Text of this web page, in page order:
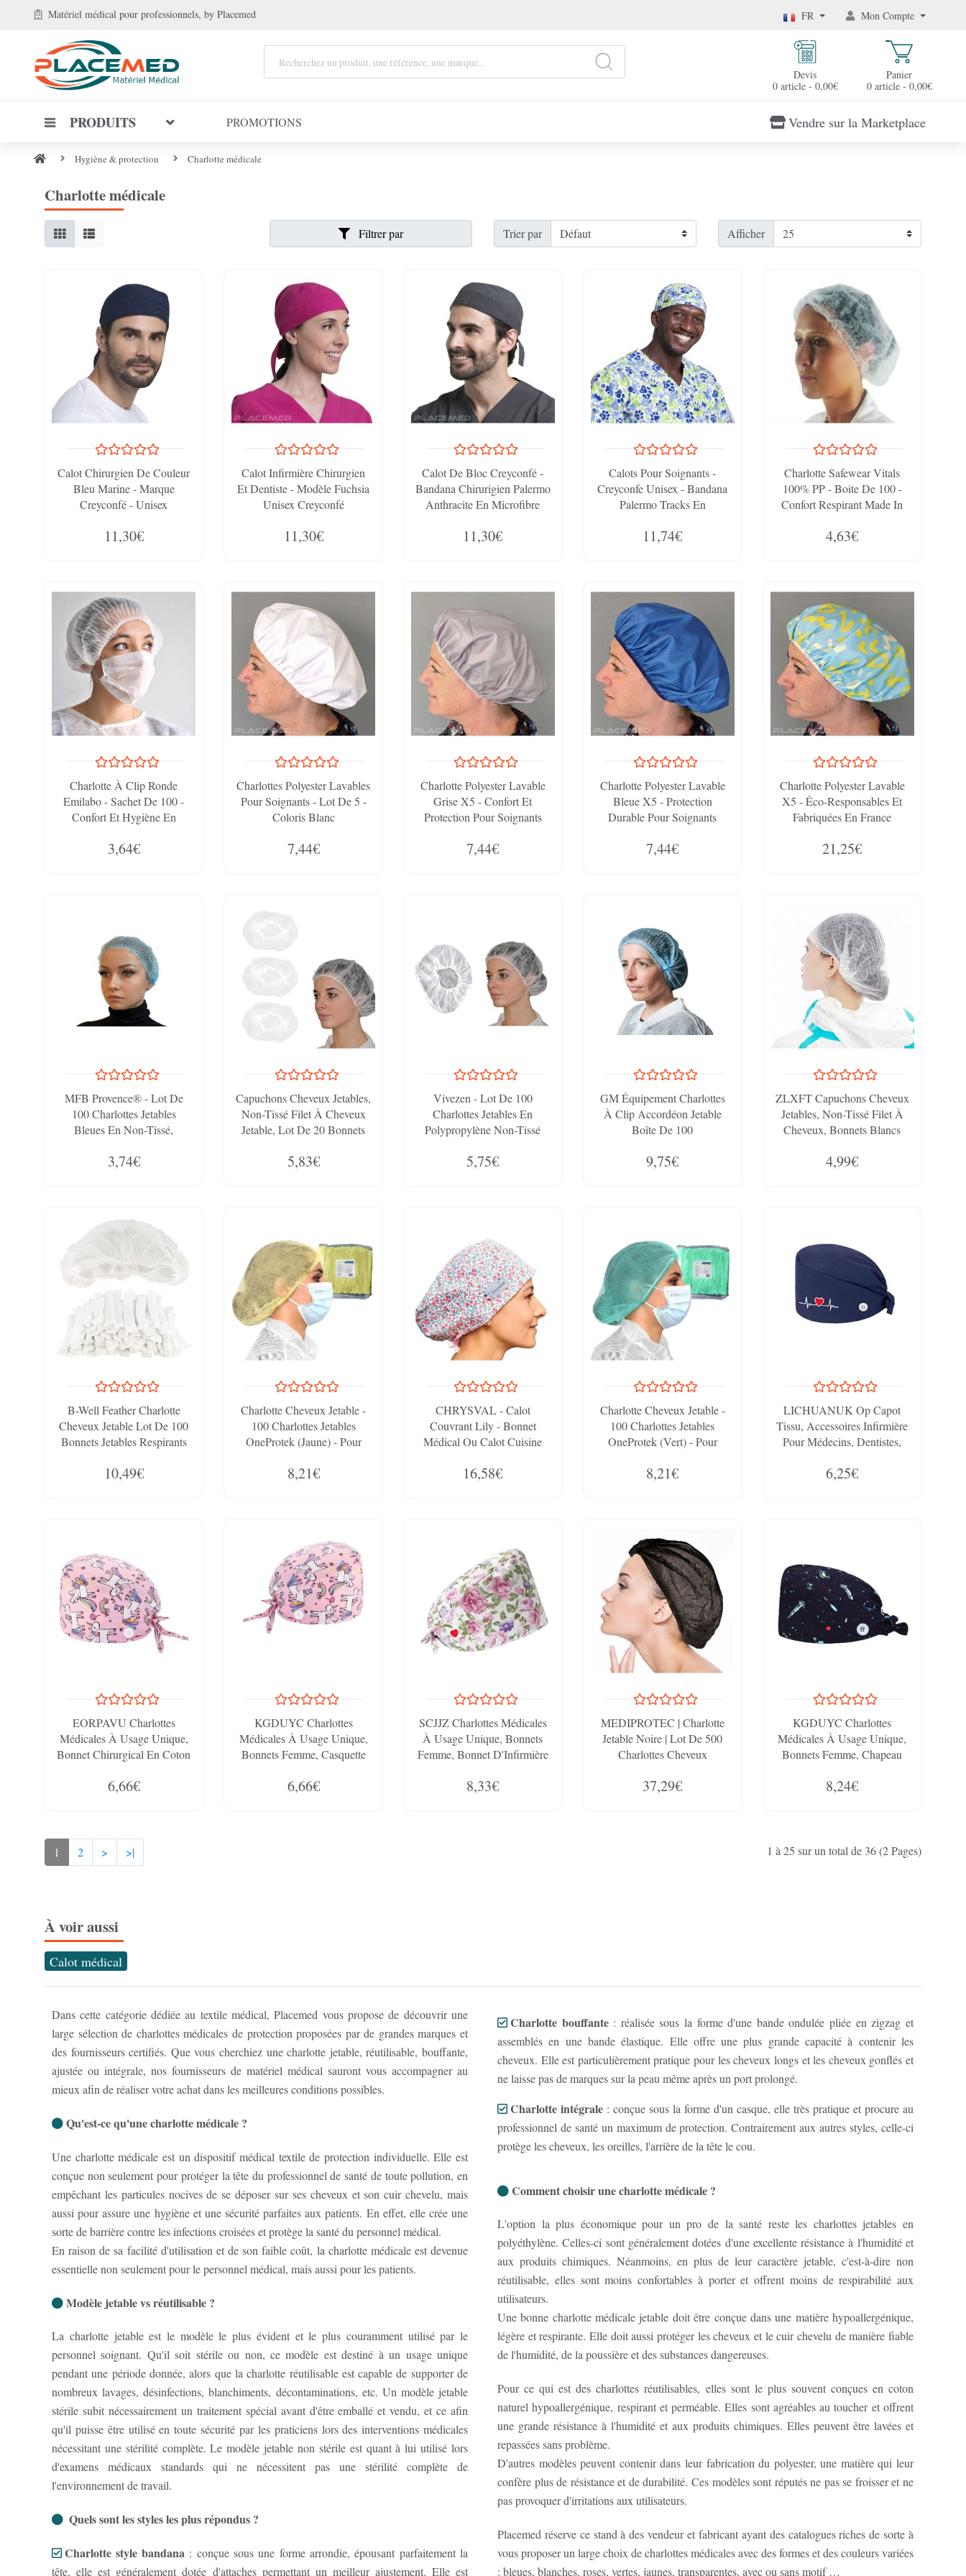
Matériel médical pour professionnels, by Placemed FR Mon Compte
Devis
0 article - 0,00€
Panier
0 article - 0,00€
PRODUITS PROMOTIONS Vendre sur la Marketplace
Hygiène & protection Charlotte médicale
Charlotte médicale
Filtrer par Trier par Afficher
Calot Chirurgien De Couleur
Bleu Marine - Marque
Creyconfé - Unisex
11,30€
Calot Infirmière Chirurgien
Et Dentiste - Modèle Fuchsia
Unisex Creyconfé
11,30€
Calot De Bloc Creyconfé -
Bandana Chirurigien Palermo
Anthracite En Microfibre
11,30€
Calots Pour Soignants -
Creyconfe Unisex - Bandana
Palermo Tracks En
11,74€
Charlotte Safewear Vitals
100% PP - Boite De 100 -
Confort Respirant Made In
4,63€
Charlotte À Clip Ronde
Emilabo - Sachet De 100 -
Confort Et Hygiène En
3,64€
Charlottes Polyester Lavables
Pour Soignants - Lot De 5 -
Coloris Blanc
7,44€
Charlotte Polyester Lavable
Grise X5 - Confort Et
Protection Pour Soignants
7,44€
Charlotte Polyester Lavable
Bleue X5 - Protection
Durable Pour Soignants
7,44€
Charlotte Polyester Lavable
X5 - Éco-Responsables Et
Fabriquées En France
21,25€
MFB Provence® - Lot De
100 Charlottes Jetables
Bleues En Non-Tissé,
3,74€
Capuchons Cheveux Jetables,
Non-Tissé Filet À Cheveux
Jetable, Lot De 20 Bonnets
5,83€
Vivezen - Lot De 100
Charlottes Jetables En
Polypropylène Non-Tissé
5,75€
GM Équipement Charlottes
À Clip Accordéon Jetable
Boîte De 100
9,75€
ZLXFT Capuchons Cheveux
Jetables, Non-Tissé Filet À
Cheveux, Bonnets Blancs
20
4,99€
B-Well Feather Charlotte
Cheveux Jetable Lot De 100
Bonnets Jetables Respirants
Élastique (Blanc)
10,49€
Charlotte Cheveux Jetable -
100 Charlottes Jetables
OneProtek (Jaune) - Pour
Restauration Et Médical, 53
8,21€
CHRYSVAL - Calot
Couvrant Lily - Bonnet
Médical Ou Calot Cuisine
Tex - Réglable Avec Attaches
16,58€
Charlotte Cheveux Jetable -
100 Charlottes Jetables
OneProtek (Vert) - Pour
Restauration Et Médical, 53
8,21€
LICHUANUK Op Capot
Tissu, Accessoires Infirmière
Pour Médecins, Dentistes,
Unique, Bleu Marine
6,25€
EORPAVU Charlottes
Médicales À Usage Unique,
Bonnet Chirurgical En Coton
D'Infirmière, Chapeau De
6,66€
KGDUYC Charlottes
Médicales À Usage Unique,
Bonnets Femme, Casquette
Coton Doux, Chapeau
6,66€
SCJJZ Charlottes Médicales
À Usage Unique, Bonnets
Femme, Bonnet D'Infirmière
Médecin, Bonnet Chirurgical
8,33€
MEDIPROTEC | Charlotte
Jetable Noire | Lot De 500
Charlottes Cheveux
Diamètre 48 Cm |
37,29€
KGDUYC Charlottes
Médicales À Usage Unique,
Bonnets Femme, Chapeau
Hommes Et Femmes Avec
8,24€
1 2 > >| 1 à 25 sur un total de 36 (2 Pages)
À voir aussi
Calot médical
Dans cette catégorie dédiée au textile médical, Placemed vous propose de découvrir une
large sélection de charlottes médicales de protection proposées par de grandes marques et
des fournisseurs certifiés. Que vous cherchiez une charlotte jetable, réutilisable, bouffante,
ajustée ou intégrale, nos fournisseurs de matériel médical sauront vous accompagner au
mieux afin de réaliser votre achat dans les meilleures conditions possibles.
Qu'est-ce qu'une charlotte médicale ?
Une charlotte médicale est un dispositif médical textile de protection individuelle. Elle est
conçue non seulement pour protéger la tête du professionnel de santé de toute pollution, en
empêchant les particules nocives de se déposer sur ses cheveux et son cuir chevelu, mais
aussi pour assure une hygiène et une sécurité parfaites aux patients. En effet, elle crée une
sorte de barrière contre les infections croisées et protège la santé du personnel médical.
En raison de sa facilité d'utilisation et de son faible coût, la charlotte médicale est devenue
essentielle non seulement pour le personnel médical, mais aussi pour les patients.
Modèle jetable vs réutilisable ?
La charlotte jetable est le modèle le plus évident et le plus couramment utilisé par le
personnel soignant. Qu'il soit stérile ou non, ce modèle est destiné à un usage unique
pendant une période donnée, alors que la charlotte réutilisable est capable de supporter de
nombreux lavages, désinfections, blanchiments, décontaminations, etc. Un modèle jetable
stérile subit nécessairement un traitement spécial avant d'être emballé et vendu, et ce afin
qu'il puisse être utilisé en toute sécurité par les praticiens lors des interventions médicales
nécessitant une stérilité complète. Le modèle jetable non stérile est quant à lui utilisé lors
d'examens médicaux standards qui ne nécessitent pas une stérilité complète de
l'environnement de travail.
Quels sont les styles les plus répondus ?
Charlotte style bandana : conçue sous une forme arrondie, épousant parfaitement la
tête, elle est généralement dotée d'attaches permettant un meilleur ajustement. Elle est
Charlotte bouffante : réalisée sous la forme d'une bande ondulée pliée en zigzag et
assemblés en une bande élastique. Elle offre une plus grande capacité à contenir les
cheveux. Elle est particulièrement pratique pour les cheveux longs et les cheveux gonflés et
ne laisse pas de marques sur la peau même après un port prolongé.
Charlotte intégrale : conçue sous la forme d'un casque, elle très pratique et procure au
professionnel de santé un maximum de protection. Contrairement aux autres styles, celle-ci
protège les cheveux, les oreilles, l'arrière de la tête le cou.
Comment choisir une charlotte médicale ?
L'option la plus économique pour un pro de la santé reste les charlottes jetables en
polyéthylène. Celles-ci sont généralement dotées d'une excellente résistance à l'humidité et
aux produits chimiques. Néanmoins, en plus de leur caractère jetable, c'est-à-dire non
réutilisable, elles sont moins confortables à porter et offrent moins de respirabilité aux
utilisateurs.
Une bonne charlotte médicale jetable doit être conçue dans une matière hypoallergénique,
légère et respirante. Elle doit aussi protéger les cheveux et le cuir chevelu de manière fiable
de l'humidité, de la poussière et des substances dangereuses.
Pour ce qui est des charlottes réutilisables, elles sont le plus souvent conçues en coton
naturel hypoallergénique, respirant et perméable. Elles sont agréables au toucher et offrent
une grande résistance à l'humidité et aux produits chimiques. Elles peuvent être lavées et
repassées sans problème.
D'autres modèles peuvent contenir dans leur fabrication du polyester, une matière qui leur
confère plus de résistance et de durabilité. Ces modèles sont réputés ne pas se froisser et ne
pas provoquer d'irritations aux utilisateurs.
Placemed réserve ce stand à des vendeur et fabricant ayant des catalogues riches de sorte à
vous proposer un large choix de charlottes médicales avec des formes et des couleurs variées
: bleues, blanches, roses, vertes, jaunes, transparentes, avec ou sans motif …